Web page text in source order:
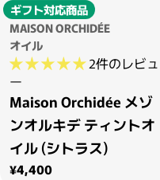
ギフト対応商品
MAISON ORCHIDÉE
オイル
2件のレビュ
ー
Maison Orchidée メゾ
ンオルキデ ティントオ
イル (シトラス)
通常価格
¥4,400